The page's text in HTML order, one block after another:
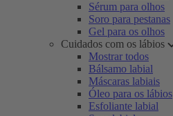
Sérum para olhos
Soro para pestanas
Gel para os olhos
Cuidados com os lábios
Mostrar todos
Bálsamo labial
Máscaras labiais
Óleo para os lábios
Esfoliante labial